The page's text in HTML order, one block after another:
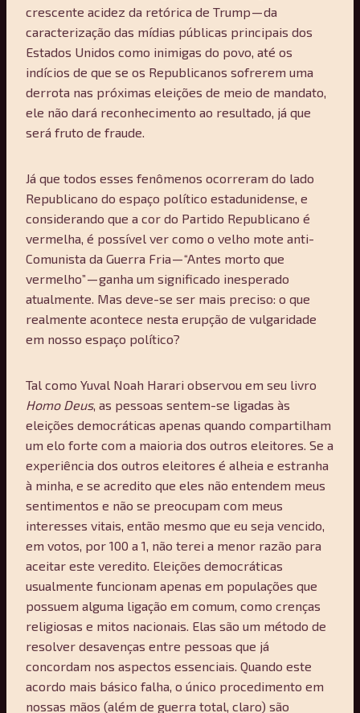
crescente acidez da retórica de Trump — da
caracterização das mídias públicas principais dos
Estados Unidos como inimigas do povo, até os
indícios de que se os Republicanos sofrerem uma
derrota nas próximas eleições de meio de mandato,
ele não dará reconhecimento ao resultado, já que
será fruto de fraude.
Já que todos esses fenômenos ocorreram do lado
Republicano do espaço político estadunidense, e
considerando que a cor do Partido Republicano é
vermelha, é possível ver como o velho mote anti-
Comunista da Guerra Fria — “Antes morto que
vermelho” — ganha um significado inesperado
atualmente. Mas deve-se ser mais preciso: o que
realmente acontece nesta erupção de vulgaridade
em nosso espaço político?
Tal como Yuval Noah Harari observou em seu livro
Homo Deus, as pessoas sentem-se ligadas às
eleições democráticas apenas quando compartilham
um elo forte com a maioria dos outros eleitores. Se a
experiência dos outros eleitores é alheia e estranha
à minha, e se acredito que eles não entendem meus
sentimentos e não se preocupam com meus
interesses vitais, então mesmo que eu seja vencido,
em votos, por 100 a 1, não terei a menor razão para
aceitar este veredito. Eleições democráticas
usualmente funcionam apenas em populações que
possuem alguma ligação em comum, como crenças
religiosas e mitos nacionais. Elas são um método de
resolver desavenças entre pessoas que já
concordam nos aspectos essenciais. Quando este
acordo mais básico falha, o único procedimento em
nossas mãos (além de guerra total, claro) são